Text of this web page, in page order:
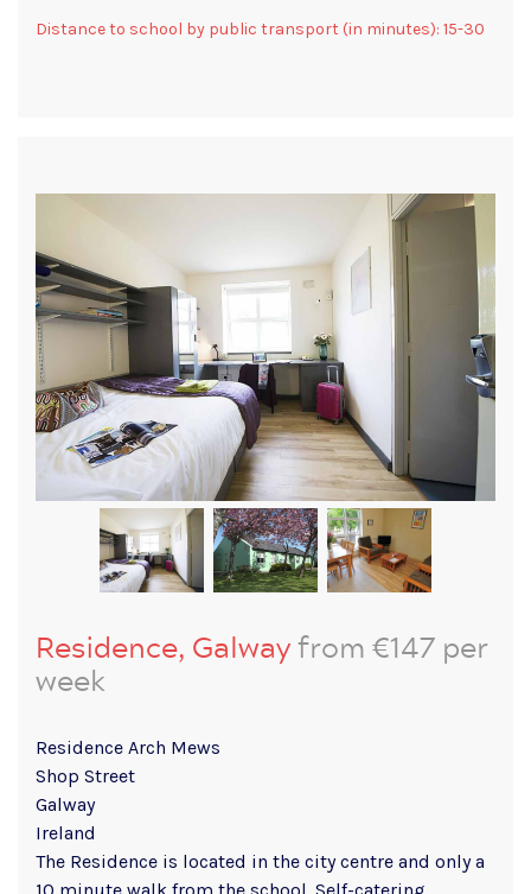
Distance to school by public transport (in minutes): 15-30
Residence, Galwayfrom €147 per
week
Residence Arch Mews
Shop Street
Galway
Ireland
The Residence is located in the city centre and only a